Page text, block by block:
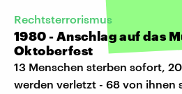
Rechtsterrorismus
1980 - Anschlag auf das
Oktoberfest
13 Menschen sterben sofort,
werden verletzt - 68 von ihnen